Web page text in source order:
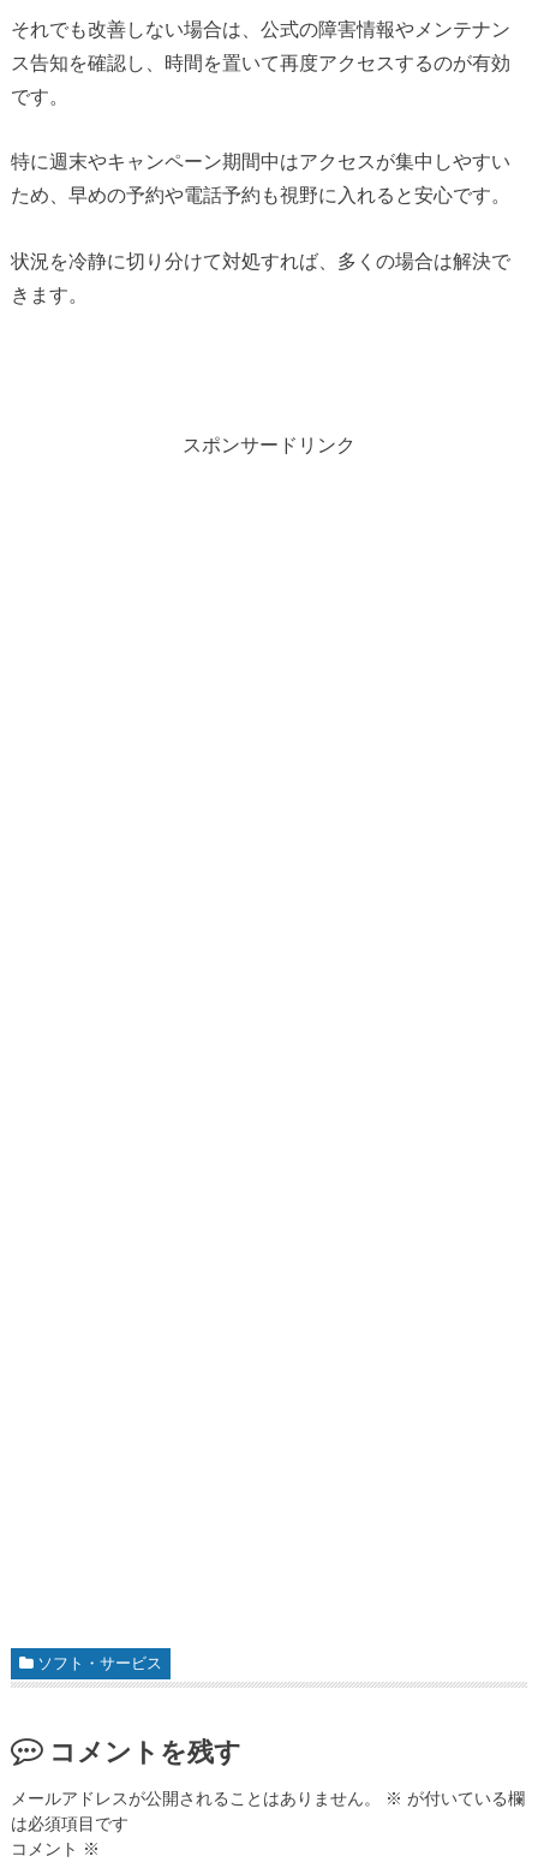
それでも改善しない場合は、公式の障害情報やメンテナン
ス告知を確認し、時間を置いて再度アクセスするのが有効
です。
特に週末やキャンペーン期間中はアクセスが集中しやすい
ため、早めの予約や電話予約も視野に入れると安心です。
状況を冷静に切り分けて対処すれば、多くの場合は解決で
きます。
スポンサードリンク
ソフト・サービス
コメントを残す
メールアドレスが公開されることはありません。 ※ が付いている欄
は必須項目です
コメント ※